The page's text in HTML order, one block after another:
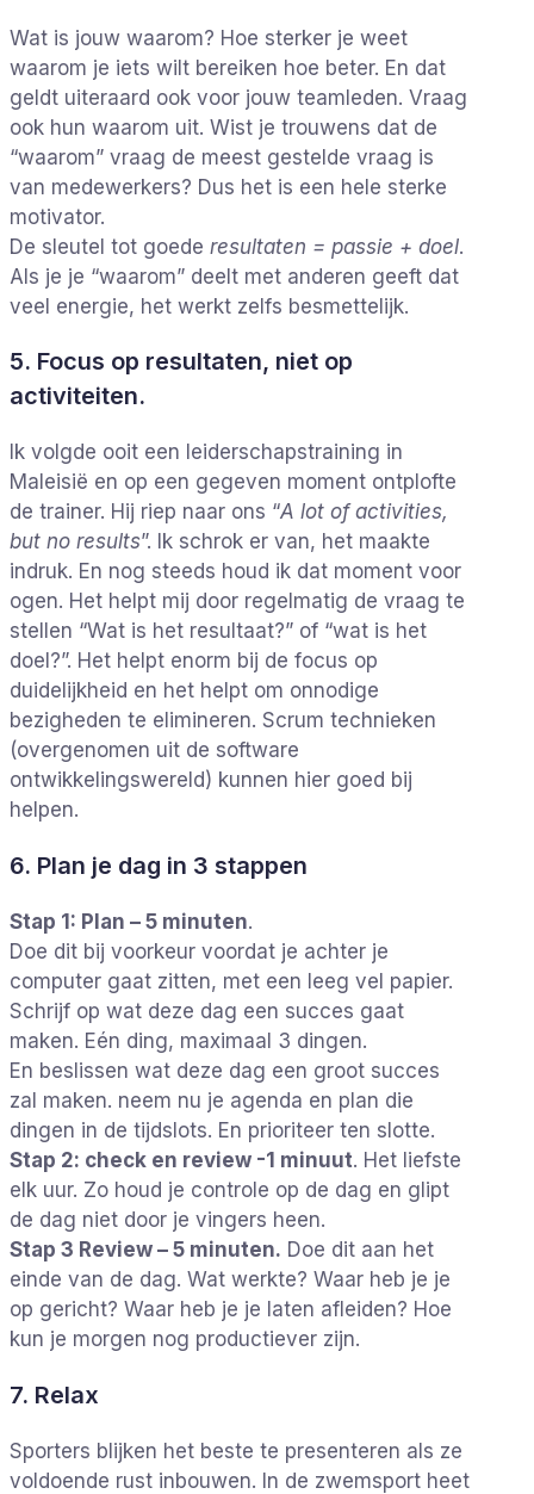
Wat is jouw waarom? Hoe sterker je weet
waarom je iets wilt bereiken hoe beter. En dat
geldt uiteraard ook voor jouw teamleden. Vraag
ook hun waarom uit. Wist je trouwens dat de
“waarom” vraag de meest gestelde vraag is
van medewerkers? Dus het is een hele sterke
motivator.
De sleutel tot goede resultaten = passie + doel.
Als je je “waarom” deelt met anderen geeft dat
veel energie, het werkt zelfs besmettelijk.
5. Focus op resultaten, niet op
activiteiten.
Ik volgde ooit een leiderschapstraining in
Maleisië en op een gegeven moment ontplofte
de trainer. Hij riep naar ons “A lot of activities,
but no results”. Ik schrok er van, het maakte
indruk. En nog steeds houd ik dat moment voor
ogen. Het helpt mij door regelmatig de vraag te
stellen “Wat is het resultaat?” of “wat is het
doel?”. Het helpt enorm bij de focus op
duidelijkheid en het helpt om onnodige
bezigheden te elimineren. Scrum technieken
(overgenomen uit de software
ontwikkelingswereld) kunnen hier goed bij
helpen.
6. Plan je dag in 3 stappen
Stap 1: Plan – 5 minuten.
Doe dit bij voorkeur voordat je achter je
computer gaat zitten, met een leeg vel papier.
Schrijf op wat deze dag een succes gaat
maken. Eén ding, maximaal 3 dingen.
En beslissen wat deze dag een groot succes
zal maken. neem nu je agenda en plan die
dingen in de tijdslots. En prioriteer ten slotte.
Stap 2: check en review -1 minuut. Het liefste
elk uur. Zo houd je controle op de dag en glipt
de dag niet door je vingers heen.
Stap 3 Review – 5 minuten. Doe dit aan het
einde van de dag. Wat werkte? Waar heb je je
op gericht? Waar heb je je laten afleiden? Hoe
kun je morgen nog productiever zijn.
7. Relax
Sporters blijken het beste te presenteren als ze
voldoende rust inbouwen. In de zwemsport heet